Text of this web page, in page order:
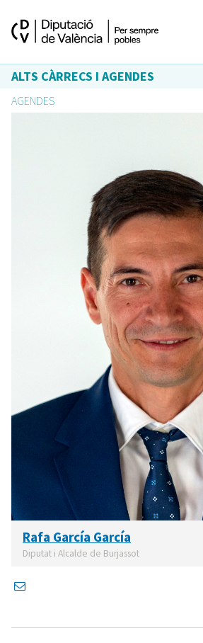
ALTS CÀRRECS I AGENDES
AGENDES
Rafa García García
Diputat i Alcalde de Burjassot